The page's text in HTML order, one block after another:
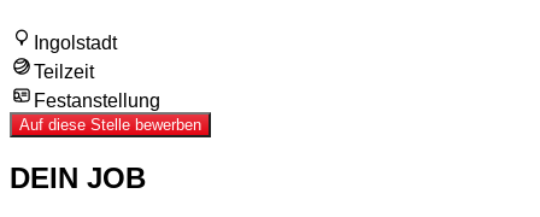
Ingolstadt
Teilzeit
Festanstellung
Auf diese Stelle bewerben
DEIN JOB